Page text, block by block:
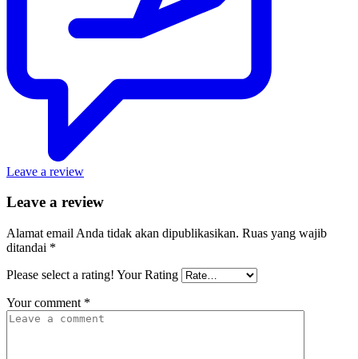
Leave a review
Leave a review
Alamat email Anda tidak akan dipublikasikan. Ruas yang wajib
ditandai *
Please select a rating! Your Rating
Your comment *